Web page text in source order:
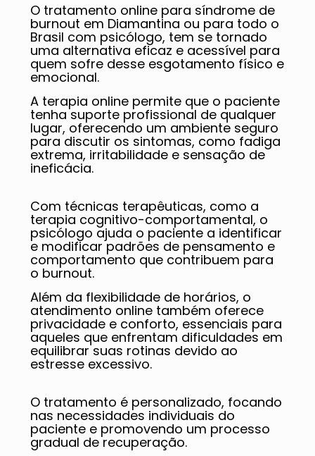
O tratamento online para síndrome de
burnout em Diamantina ou para todo o
Brasil com psicólogo, tem se tornado
uma alternativa eficaz e acessível para
quem sofre desse esgotamento físico e
emocional.
A terapia online permite que o paciente
tenha suporte profissional de qualquer
lugar, oferecendo um ambiente seguro
para discutir os sintomas, como fadiga
extrema, irritabilidade e sensação de
ineficácia.
Com técnicas terapêuticas, como a
terapia cognitivo-comportamental, o
psicólogo ajuda o paciente a identificar
e modificar padrões de pensamento e
comportamento que contribuem para
o burnout.
Além da flexibilidade de horários, o
atendimento online também oferece
privacidade e conforto, essenciais para
aqueles que enfrentam dificuldades em
equilibrar suas rotinas devido ao
estresse excessivo.
O tratamento é personalizado, focando
nas necessidades individuais do
paciente e promovendo um processo
gradual de recuperação.